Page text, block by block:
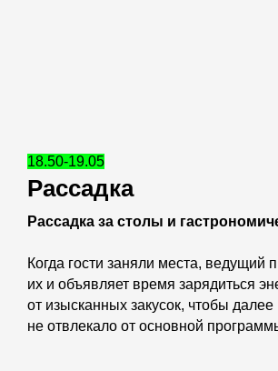
18.50-19.05
Рассадка
Рассадка за столы и
Когда гости заняли места, ведущий
их и объявляет время зарядиться
от изысканных закусок, чтобы далее
не отвлекало от основной